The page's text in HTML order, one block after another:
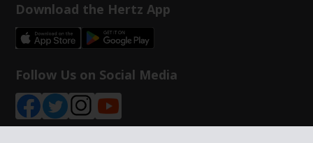
Download the Hertz App
Follow Us on Social Media